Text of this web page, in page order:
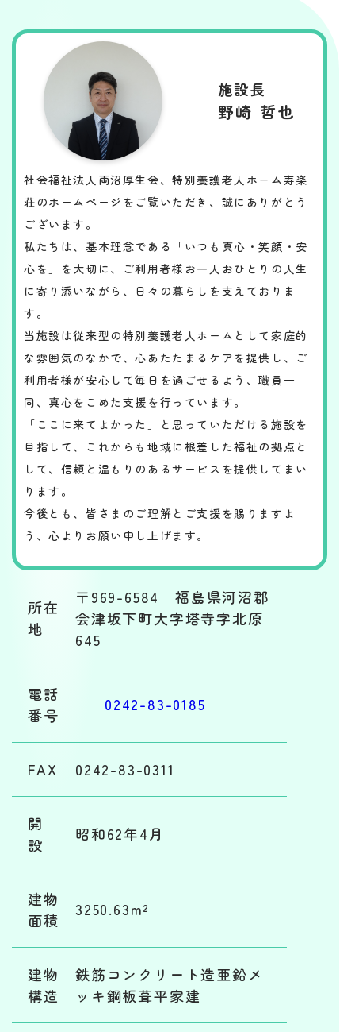
施設長
野崎 哲也
社会福祉法人両沼厚生会、特別養護老人ホーム寿楽
荘のホームページをご覧いただき、誠にありがとう
ございます。
私たちは、基本理念である「いつも真心・笑顔・安
心を」を大切に、ご利用者様お一人おひとりの人生
に寄り添いながら、日々の暮らしを支えておりま
す。
当施設は従来型の特別養護老人ホームとして家庭的
な雰囲気のなかで、心あたたまるケアを提供し、ご
利用者様が安心して毎日を過ごせるよう、職員一
同、真心をこめた支援を行っています。
「ここに来てよかった」と思っていただける施設を
目指して、これからも地域に根差した福祉の拠点と
して、信頼と温もりのあるサービスを提供してまい
ります。
今後とも、皆さまのご理解とご支援を賜りますよ
う、心よりお願い申し上げます。
所在
地
〒969-6584 福島県河沼郡
会津坂下町大字塔寺字北原
645
電話
番号
0242-83-0185
FAX 0242-83-0311
開
設
昭和62年4月
建物
面積
3250.63m²
建物
構造
鉄筋コンクリート造亜鉛メ
ッキ鋼板葺平家建